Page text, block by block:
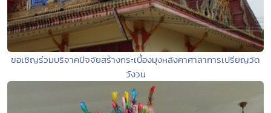
ขอเชิญร่วมบริจาคปัจจัยสร้างกระเบื้องมุงหลังคาศาลาการเปรียญวัด
วังวน